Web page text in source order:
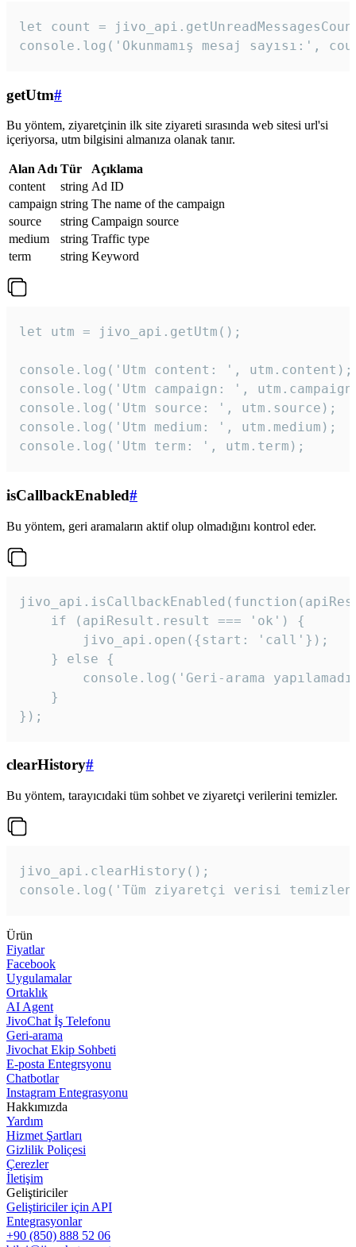
let count =
console.log('Okunmamış mesaj sayısı:',
getUtm#
Bu yöntem, ziyaretçinin ilk site ziyareti sırasında web sitesi url'si
içeriyorsa, utm bilgisini almanıza olanak tanır.
Alan Adı Tür
Açıklama
content
string Ad ID
campaign string The name of the campaign
source
string Campaign source
medium
string Traffic type
term
string Keyword
let utm = jivo_api.getUtm();
console.log('Utm content: ', utm.content);
console.log('Utm campaign: ',
console.log('Utm source: ', utm.source);
console.log('Utm medium: ', utm.medium);
console.log('Utm term: ', utm.term);
isCallbackEnabled#
Bu yöntem, geri aramaların aktif olup olmadığını kontrol eder.
    if (apiResult.result === 'ok') {
        jivo_api.open({start: 'call'});
    } else {
console.log('Geri-arama
    }
});
clearHistory#
Bu yöntem, tarayıcıdaki tüm sohbet ve ziyaretçi verilerini temizler.
jivo_api.clearHistory();
console.log('Tüm ziyaretçi verisi
Ürün
Fiyatlar
Facebook
Uygulamalar
Ortaklık
AI Agent
JivoChat İş Telefonu
Geri-arama
Jivochat Ekip Sohbeti
E-posta Entegrsyonu
Chatbotlar
Instagram Entegrasyonu
Hakkımızda
Yardım
Hizmet Şartları
Gizlilik Poliçesi
Çerezler
İletişim
Geliştiriciler
Geliştiriciler için API
Entegrasyonlar
+90 (850) 888 52 06